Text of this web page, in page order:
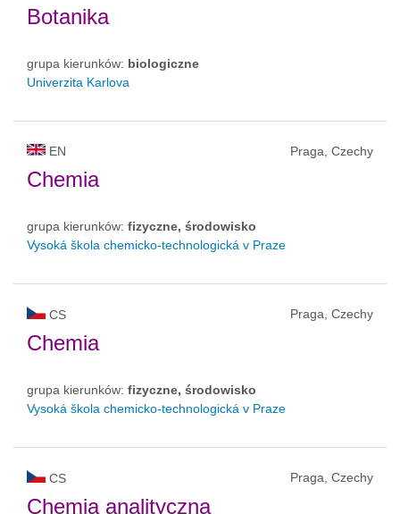
Botanika
grupa kierunków: biologiczne
Univerzita Karlova
EN Praga, Czechy
Chemia
grupa kierunków: fizyczne, środowisko
Vysoká škola chemicko-technologická v Praze
CS Praga, Czechy
Chemia
grupa kierunków: fizyczne, środowisko
Vysoká škola chemicko-technologická v Praze
CS Praga, Czechy
Chemia analityczna